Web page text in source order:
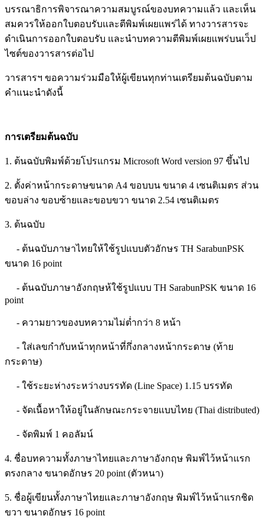
บรรณาธิการพิจารณาความสมบูรณ์ของบทความแล้ว และเห็น
สมควรให้ออกใบตอบรับและตีพิมพ์เผยแพร่ได้ ทางวารสารจะ
ดำเนินการออกใบตอบรับ และนำบทความตีพิมพ์เผยแพร่บนเว็ป
ไซต์ของวารสารต่อไป
วารสารฯ ขอความร่วมมือให้ผู้เขียนทุกท่านเตรียมต้นฉบับตาม
คำแนะนำดังนี้
การเตรียมต้นฉบับ
1. ต้นฉบับพิมพ์ด้วยโปรแกรม Microsoft Word version 97 ขึ้นไป
2. ตั้งค่าหน้ากระดาษขนาด A4 ขอบบน ขนาด 4 เซนติเมตร ส่วน
ขอบล่าง ขอบซ้ายและขอบขวา ขนาด 2.54 เซนติเมตร
3. ต้นฉบับ
- ต้นฉบับภาษาไทยให้ใช้รูปแบบตัวอักษร TH SarabunPSK
ขนาด 16 point
- ต้นฉบับภาษาอังกฤษห้ใช้รูปแบบ TH SarabunPSK ขนาด 16
point
- ความยาวของบทความไม่ต่ำกว่า 8 หน้า
- ใส่เลขกำกับหน้าทุกหน้าที่กึ่งกลางหน้ากระดาษ (ท้าย
กระดาษ)
- ใช้ระยะห่างระหว่างบรรทัด (Line Space) 1.15 บรรทัด
- จัดเนื้อหาให้อยู่ในลักษณะกระจายแบบไทย (Thai distributed)
- จัดพิมพ์ 1 คอลัมน์
4. ชื่อบทความทั้งภาษาไทยและภาษาอังกฤษ พิมพ์ไว้หน้าแรก
ตรงกลาง ขนาดอักษร 20 point (ตัวหนา)
5. ชื่อผู้เขียนทั้งภาษาไทยและภาษาอังกฤษ พิมพ์ไว้หน้าแรกชิด
ขวา ขนาดอักษร 16 point